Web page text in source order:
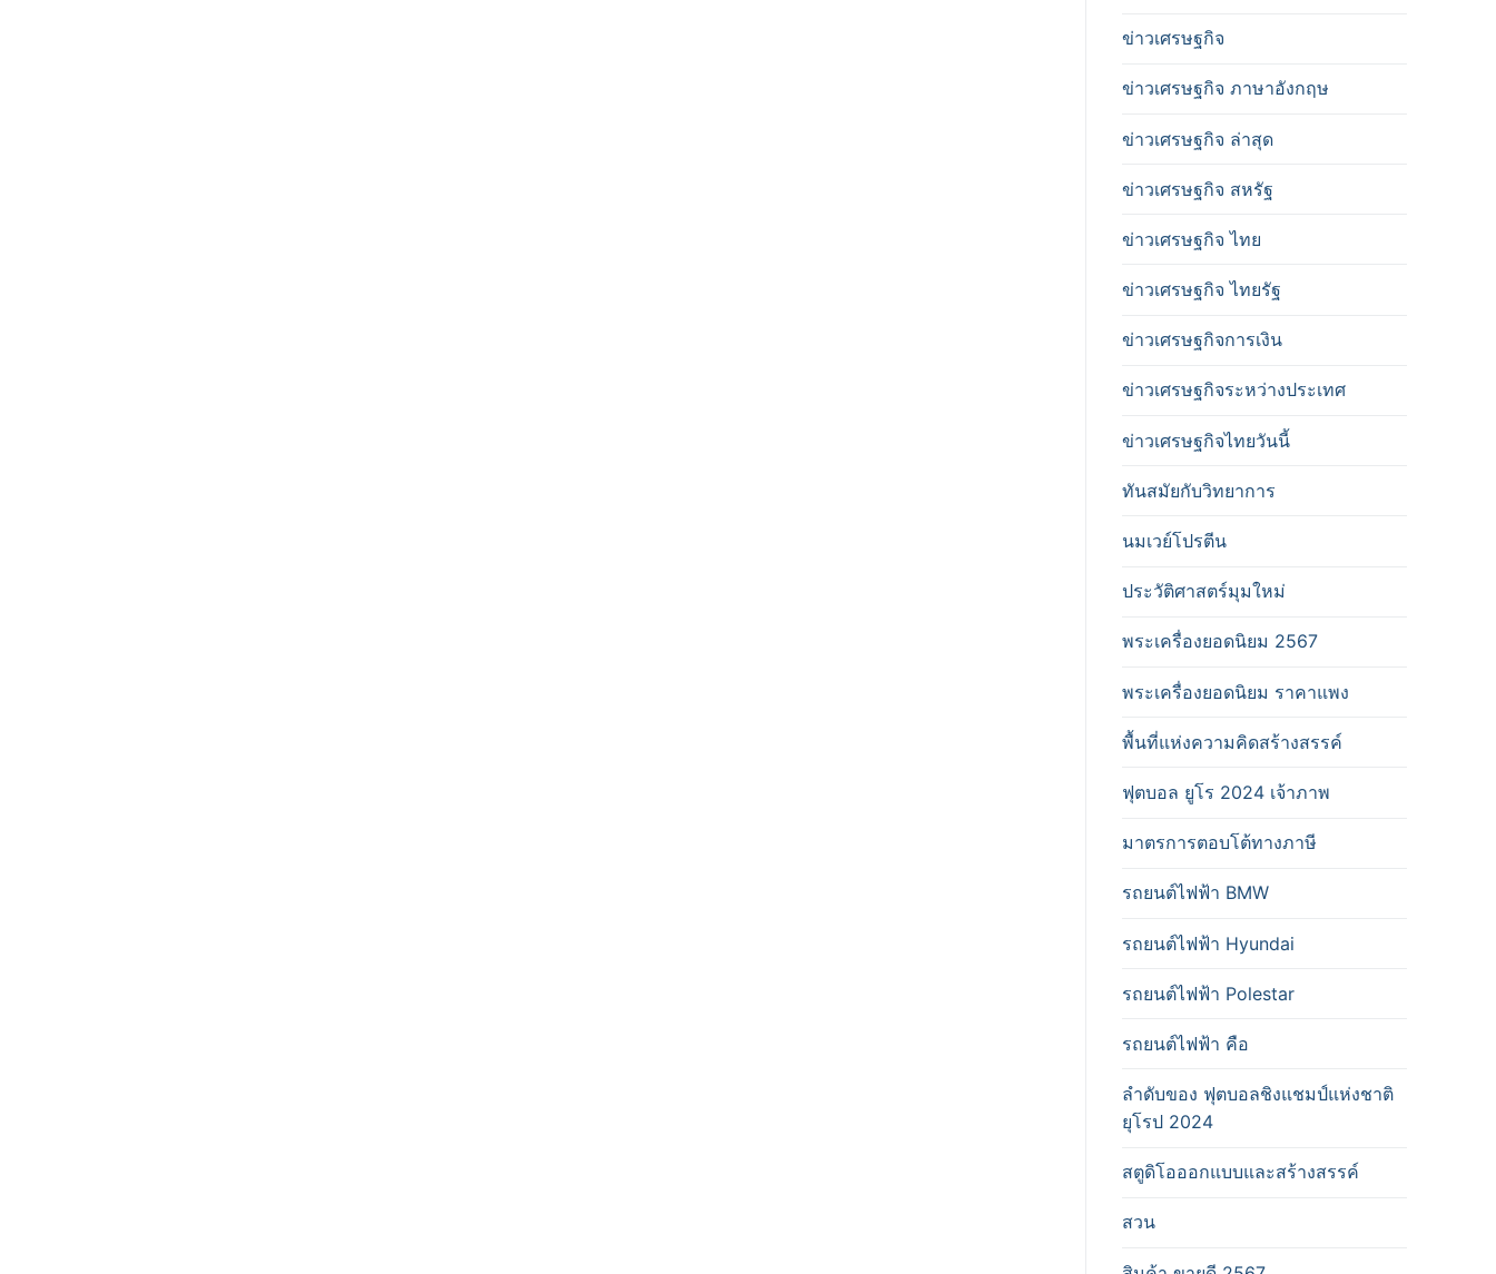
ข่าวเศรษฐกิจ
ข่าวเศรษฐกิจ ภาษาอังกฤษ
ข่าวเศรษฐกิจ ล่าสุด
ข่าวเศรษฐกิจ สหรัฐ
ข่าวเศรษฐกิจ ไทย
ข่าวเศรษฐกิจ ไทยรัฐ
ข่าวเศรษฐกิจการเงิน
ข่าวเศรษฐกิจระหว่างประเทศ
ข่าวเศรษฐกิจไทยวันนี้
ทันสมัยกับวิทยาการ
นมเวย์โปรตีน
ประวัติศาสตร์มุมใหม่
พระเครื่องยอดนิยม 2567
พระเครื่องยอดนิยม ราคาแพง
พื้นที่แห่งความคิดสร้างสรรค์
ฟุตบอล ยูโร 2024 เจ้าภาพ
มาตรการตอบโต้ทางภาษี
รถยนต์ไฟฟ้า BMW
รถยนต์ไฟฟ้า Hyundai
รถยนต์ไฟฟ้า Polestar
รถยนต์ไฟฟ้า คือ
ลำดับของ ฟุตบอลชิงแชมป์แห่งชาติ
ยุโรป 2024
สตูดิโอออกแบบและสร้างสรรค์
สวน